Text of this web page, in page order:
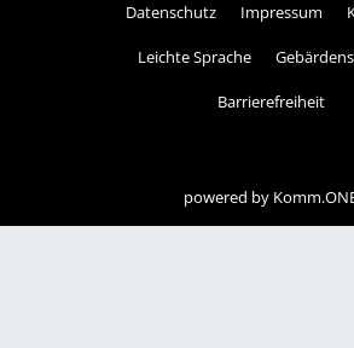
Datenschutz Impressum
Leichte Sprache
Barrierefreiheit
powered by